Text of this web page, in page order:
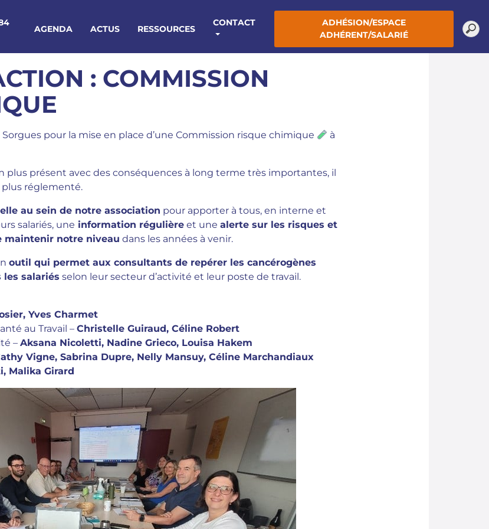
AGENDA ACTUS RESSOURCES
CONTACT
ADHÉSION/ESPACE
ADHÉRENT/SALARIÉ
: COMMISSION
pour la mise en place d’une Commission risque chimique
à
plus présent avec des conséquences à long terme très importantes, il
réglementé.
au sein de notre association pour apporter à tous, en interne et
salariés, une information régulière et une alerte sur les risques et
maintenir notre niveau dans les années à venir.
outil qui permet aux consultants de repérer les cancérogènes
salariés selon leur secteur d’activité et leur poste de travail.
Yves Charmet
au Travail –Christelle Guiraud, Céline Robert
–Aksana Nicoletti, Nadine Grieco, Louisa Hakem
Vigne, Sabrina Dupre, Nelly Mansuy, Céline Marchandiaux
Malika Girard